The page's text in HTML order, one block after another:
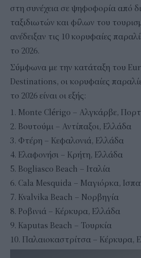
στη συνέχεια σε ψηφοφορία από
ταξιδιωτών και φίλων του
ανέδειξαν τις 10 κορυφαίες
το 2026.
Σύμφωνα με την κατάταξη του
Destinations, οι κορυφαίες
το 2026 είναι οι εξής:
Monte Clérigo – Αλγκάρβε,
Βουτούμι – Αντίπαξοι, Ελλάδα
Φτέρη – Κεφαλονιά, Ελλάδα
Ελαφονήσι – Κρήτη, Ελλάδα
Bogliasco Beach – Ιταλία
Cala Mesquida – Μαγιόρκα,
Kvalvika Beach – Νορβηγία
Ροβινιά – Κέρκυρα, Ελλάδα
Kaputas Beach – Τουρκία
Παλαιοκαστρίτσα – Κέρκυρα,